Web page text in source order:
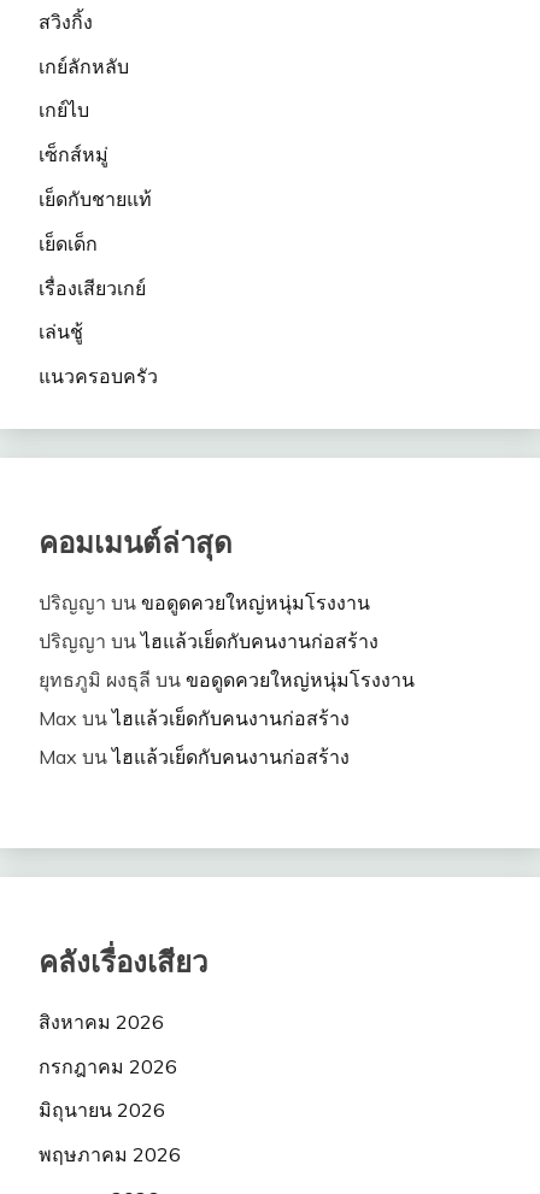
สวิงกิ้ง
เกย์ลักหลับ
เกย์ไบ
เซ็กส์หมู่
เย็ดกับชายแท้
เย็ดเด็ก
เรื่องเสียวเกย์
เล่นชู้
แนวครอบครัว
คอมเมนต์ล่าสุด
ปริญญา บน ขอดูดควยใหญ่หนุ่มโรงงาน
ปริญญา บนไฮแล้วเย็ดกับคนงานก่อสร้าง
ยุทธภูมิ ผงธุลี บน ขอดูดควยใหญ่หนุ่มโรงงาน
Max บนไฮแล้วเย็ดกับคนงานก่อสร้าง
Max บนไฮแล้วเย็ดกับคนงานก่อสร้าง
คลังเรื่องเสียว
สิงหาคม 2026
กรกฎาคม 2026
มิถุนายน 2026
พฤษภาคม 2026